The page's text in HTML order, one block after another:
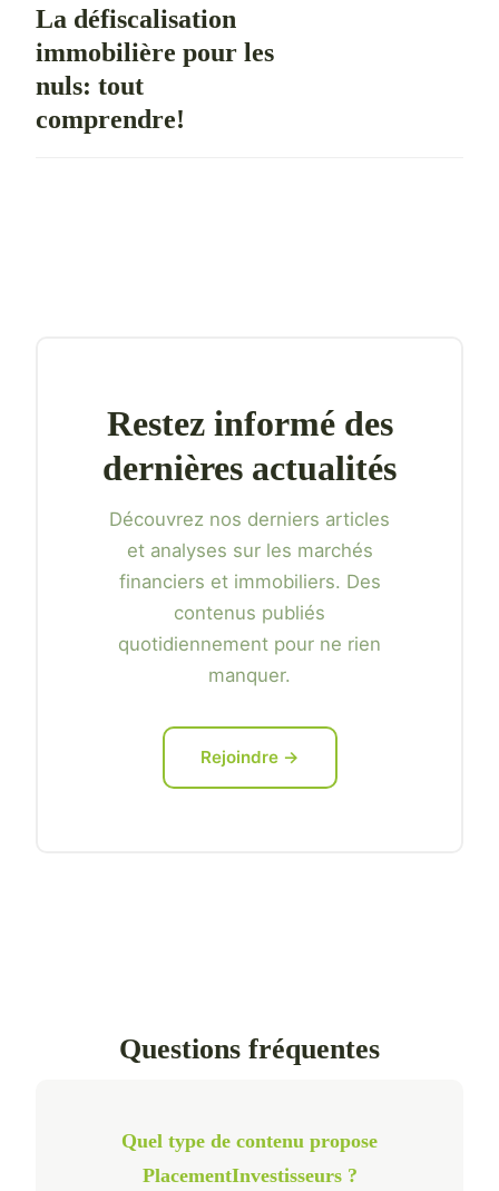
La défiscalisation
immobilière pour les
nuls: tout
comprendre!
Restez informé des
dernières actualités
Découvrez nos derniers articles
et analyses sur les marchés
financiers et immobiliers. Des
contenus publiés
quotidiennement pour ne rien
manquer.
Rejoindre →
Questions fréquentes
Quel type de contenu propose
PlacementInvestisseurs ?